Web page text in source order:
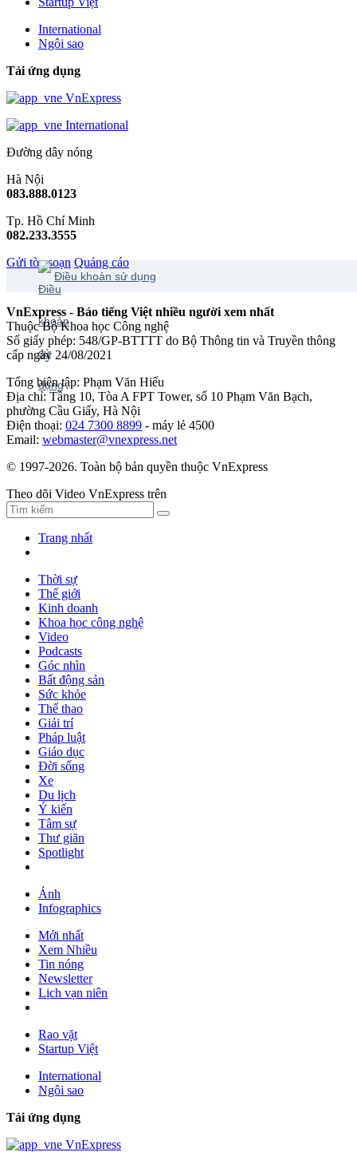
International
Ngôi sao
Tải ứng dụng
VnExpress
International
Đường dây nóng
Hà Nội
083.888.0123
Tp. Hồ Chí Minh
082.233.3555
Gửi tòa soạn Quảng cáo
Điều khoản sử dụng
VnExpress - Báo tiếng Việt nhiều người xem nhất
Thuộc Bộ Khoa học Công nghệ
Số giấy phép: 548/GP-BTTTT do Bộ Thông tin và Truyền thông
cấp ngày 24/08/2021
Tổng biên tập: Phạm Văn Hiếu
Địa chỉ: Tầng 10, Tòa A FPT Tower, số 10 Phạm Văn Bạch,
phường Cầu Giấy, Hà Nội
Điện thoại: 024 7300 8899 - máy lẻ 4500
Email: webmaster@vnexpress.net
© 1997-2026. Toàn bộ bản quyền thuộc VnExpress
Theo dõi Video VnExpress trên
Trang nhất
Thời sự
Thế giới
Kinh doanh
Khoa học công nghệ
Video
Podcasts
Góc nhìn
Bất động sản
Sức khỏe
Thể thao
Giải trí
Pháp luật
Giáo dục
Đời sống
Xe
Du lịch
Ý kiến
Tâm sự
Thư giãn
Spotlight
Ảnh
Infographics
Mới nhất
Xem Nhiều
Tin nóng
Newsletter
Lịch vạn niên
Rao vặt
Startup Việt
International
Ngôi sao
Tải ứng dụng
VnExpress